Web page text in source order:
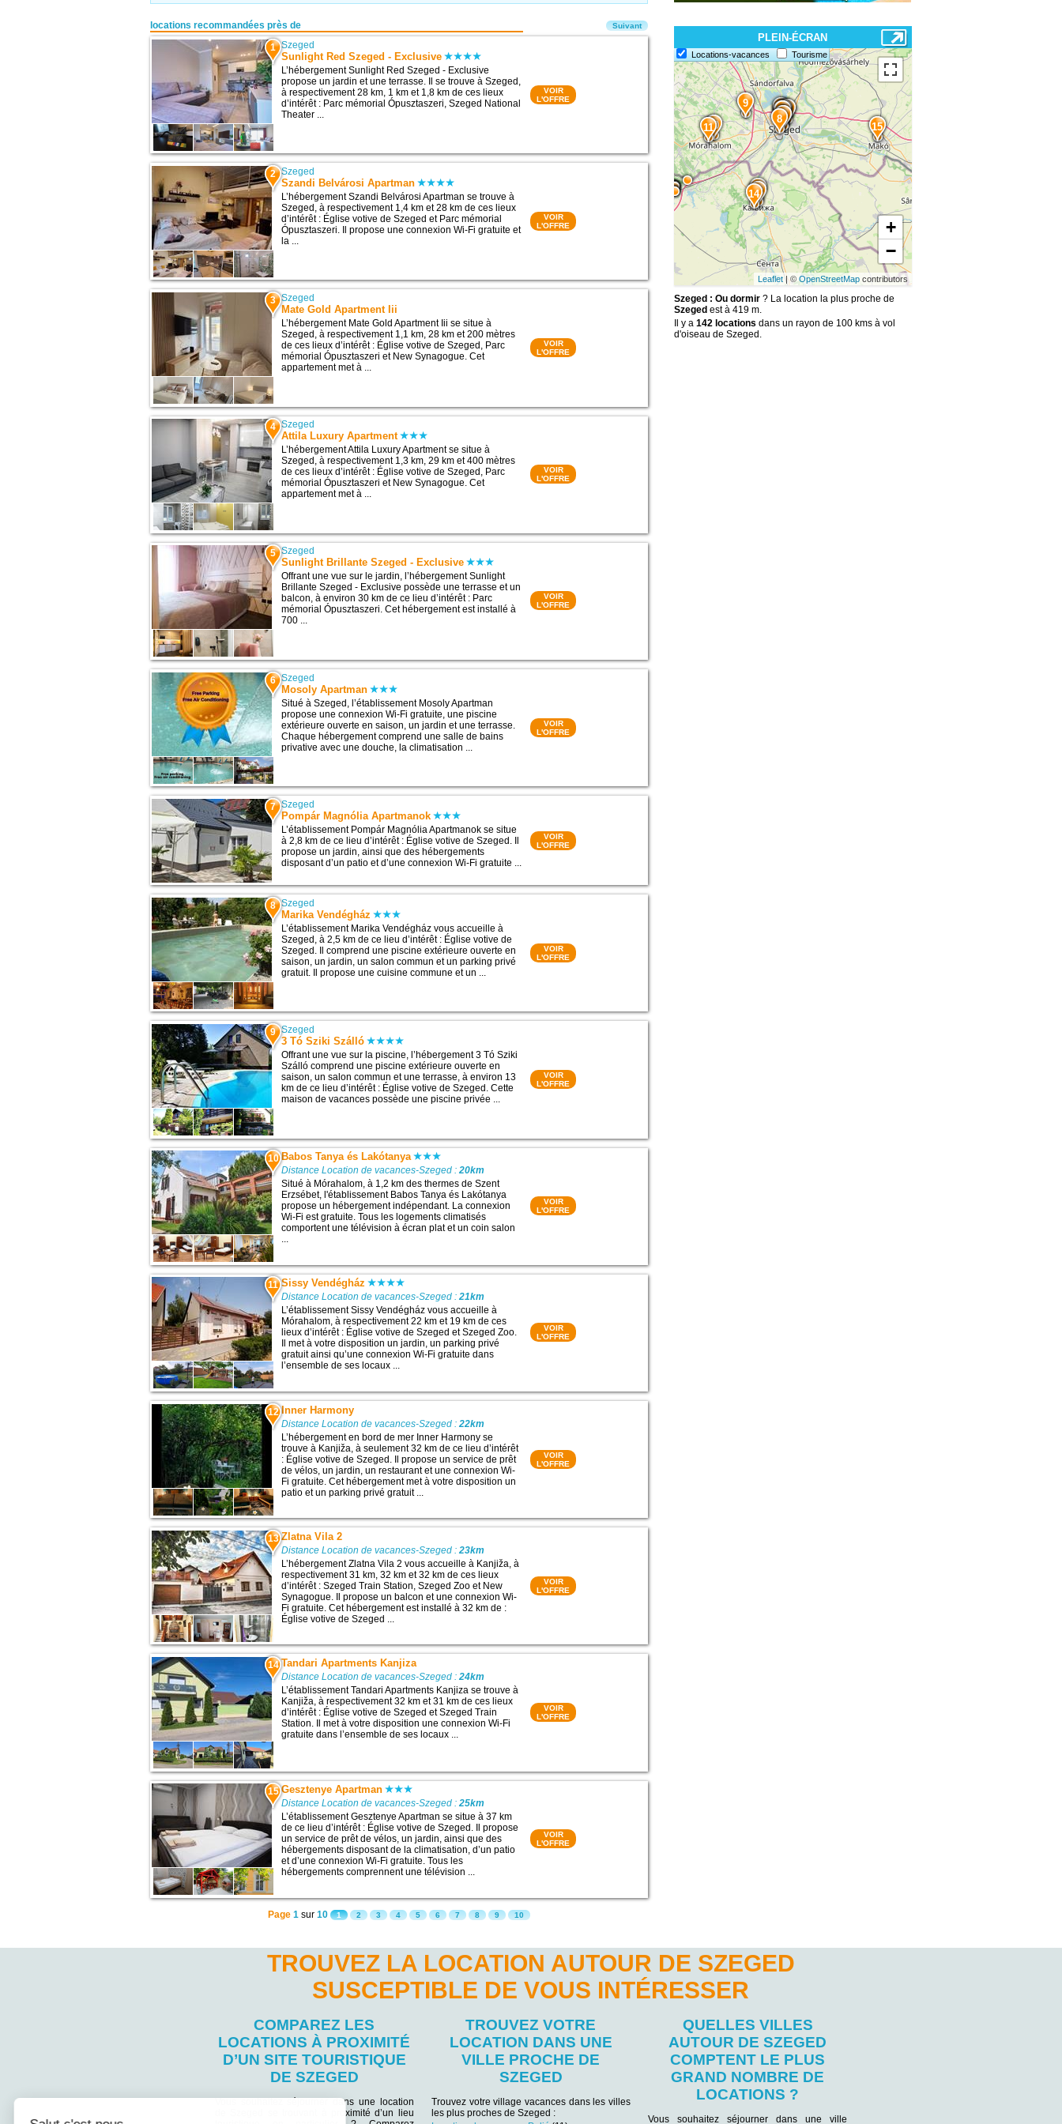
locations recommandées près de
1 Szeged
Sunlight Red Szeged - Exclusive
L’hébergement Sunlight Red Szeged - Exclusive
propose un jardin et une terrasse. Il se trouve à Szeged,
à respectivement 28 km, 1 km et 1,8 km de ces lieux
d’intérêt : Parc mémorial Ópusztaszeri, Szeged National
Theater ...
VOIR
L'OFFRE
2 Szeged
Szandi Belvárosi Apartman
L’hébergement Szandi Belvárosi Apartman se trouve à
Szeged, à respectivement 1,4 km et 28 km de ces lieux
d’intérêt : Église votive de Szeged et Parc mémorial
Ópusztaszeri. Il propose une connexion Wi-Fi gratuite et
la ...
VOIR
L'OFFRE
3 Szeged
Mate Gold Apartment Iii
L’hébergement Mate Gold Apartment Iii se situe à
Szeged, à respectivement 1,1 km, 28 km et 200 mètres
de ces lieux d’intérêt : Église votive de Szeged, Parc
mémorial Ópusztaszeri et New Synagogue. Cet
appartement met à ...
VOIR
L'OFFRE
4 Szeged
Attila Luxury Apartment
L’hébergement Attila Luxury Apartment se situe à
Szeged, à respectivement 1,3 km, 29 km et 400 mètres
de ces lieux d’intérêt : Église votive de Szeged, Parc
mémorial Ópusztaszeri et New Synagogue. Cet
appartement met à ...
VOIR
L'OFFRE
5 Szeged
Sunlight Brillante Szeged - Exclusive
Offrant une vue sur le jardin, l’hébergement Sunlight
Brillante Szeged - Exclusive possède une terrasse et un
balcon, à environ 30 km de ce lieu d’intérêt : Parc
mémorial Ópusztaszeri. Cet hébergement est installé à
700 ...
VOIR
L'OFFRE
6 Szeged
Mosoly Apartman
Situé à Szeged, l’établissement Mosoly Apartman
propose une connexion Wi-Fi gratuite, une piscine
extérieure ouverte en saison, un jardin et une terrasse.
Chaque hébergement comprend une salle de bains
privative avec une douche, la climatisation ...
VOIR
L'OFFRE
7 Szeged
Pompár Magnólia Apartmanok
L’établissement Pompár Magnólia Apartmanok se situe
à 2,8 km de ce lieu d’intérêt : Église votive de Szeged. Il
propose un jardin, ainsi que des hébergements
disposant d’un patio et d’une connexion Wi-Fi gratuite ...
VOIR
L'OFFRE
8 Szeged
Marika Vendégház
L’établissement Marika Vendégház vous accueille à
Szeged, à 2,5 km de ce lieu d’intérêt : Église votive de
Szeged. Il comprend une piscine extérieure ouverte en
saison, un jardin, un salon commun et un parking privé
gratuit. Il propose une cuisine commune et un ...
VOIR
L'OFFRE
9 Szeged
3 Tó Sziki Szálló
Offrant une vue sur la piscine, l’hébergement 3 Tó Sziki
Szálló comprend une piscine extérieure ouverte en
saison, un salon commun et une terrasse, à environ 13
km de ce lieu d’intérêt : Église votive de Szeged. Cette
maison de vacances possède une piscine privée ...
VOIR
L'OFFRE
10 Babos Tanya és Lakótanya
Distance Location de vacances-Szeged :20km
Situé à Mórahalom, à 1,2 km des thermes de Szent
Erzsébet, l'établissement Babos Tanya és Lakótanya
propose un hébergement indépendant. La connexion
Wi-Fi est gratuite. Tous les logements climatisés
comportent une télévision à écran plat et un coin salon
...
VOIR
L'OFFRE
11 Sissy Vendégház
Distance Location de vacances-Szeged :21km
L’établissement Sissy Vendégház vous accueille à
Mórahalom, à respectivement 22 km et 19 km de ces
lieux d’intérêt : Église votive de Szeged et Szeged Zoo.
Il met à votre disposition un jardin, un parking privé
gratuit ainsi qu’une connexion Wi-Fi gratuite dans
l’ensemble de ses locaux ...
VOIR
L'OFFRE
12 Inner Harmony
Distance Location de vacances-Szeged :22km
L’hébergement en bord de mer Inner Harmony se
trouve à Kanjiža, à seulement 32 km de ce lieu d’intérêt
: Église votive de Szeged. Il propose un service de prêt
de vélos, un jardin, un restaurant et une connexion Wi-
Fi gratuite. Cet hébergement met à votre disposition un
patio et un parking privé gratuit ...
VOIR
L'OFFRE
13 Zlatna Vila 2
Distance Location de vacances-Szeged :23km
L’hébergement Zlatna Vila 2 vous accueille à Kanjiža, à
respectivement 31 km, 32 km et 32 km de ces lieux
d’intérêt : Szeged Train Station, Szeged Zoo et New
Synagogue. Il propose un balcon et une connexion Wi-
Fi gratuite. Cet hébergement est installé à 32 km de :
Église votive de Szeged ...
VOIR
L'OFFRE
14 Tandari Apartments Kanjiza
Distance Location de vacances-Szeged :24km
L’établissement Tandari Apartments Kanjiza se trouve à
Kanjiža, à respectivement 32 km et 31 km de ces lieux
d’intérêt : Église votive de Szeged et Szeged Train
Station. Il met à votre disposition une connexion Wi-Fi
gratuite dans l’ensemble de ses locaux ...
VOIR
L'OFFRE
15 Gesztenye Apartman
Distance Location de vacances-Szeged :25km
L’établissement Gesztenye Apartman se situe à 37 km
de ce lieu d’intérêt : Église votive de Szeged. Il propose
un service de prêt de vélos, un jardin, ainsi que des
hébergements disposant de la climatisation, d’un patio
et d’une connexion Wi-Fi gratuite. Tous les
hébergements comprennent une télévision ...
VOIR
L'OFFRE
Suivant
Page 1 sur 10 1 2 3 4 5 6 7 8 9 10
PLEIN-ÉCRAN
Locations-vacances Tourisme
15
1413
12
1110
9
8
7
6
5
4
3
21
+
−
Leaflet| ©OpenStreetMap contributors
Szeged : Ou dormir? La location la plus proche de
Szeged est à 419 m.
Il y a 142 locations dans un rayon de 100 kms à vol
d'oiseau de Szeged.
TROUVEZ LA LOCATION AUTOUR DE SZEGED
SUSCEPTIBLE DE VOUS INTÉRESSER
COMPAREZ LES
LOCATIONS À PROXIMITÉ
D’UN SITE TOURISTIQUE
DE SZEGED
Vous souhaitez séjourner dans une location
de Szeged se trouvant à proximité d’un lieu
TROUVEZ VOTRE
LOCATION DANS UNE
VILLE PROCHE DE
SZEGED
Trouvez votre village vacances dans les villes
les plus proches de Szeged :
QUELLES VILLES
AUTOUR DE SZEGED
COMPTENT LE PLUS
GRAND NOMBRE DE
LOCATIONS ?
Vous souhaitez séjourner dans une ville